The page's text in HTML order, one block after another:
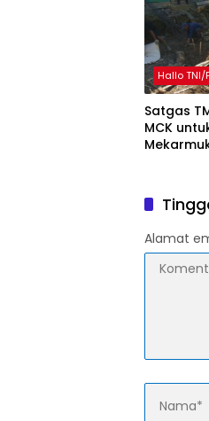
Hallo TNI/
Satgas
MCK
Alamat